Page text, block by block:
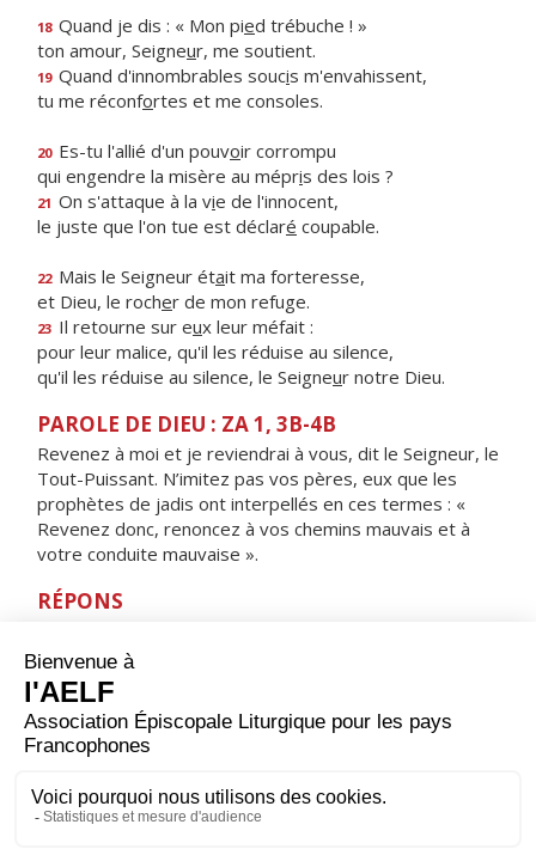
18 Quand je dis : « Mon pied trébuche ! »
ton amour, Seigneur, me soutient.
19 Quand d'innombrables soucis m'envahissent,
tu me réconfortes et me consoles.
20 Es-tu l'allié d'un pouvoir corrompu
qui engendre la misère au mépris des lois ?
21 On s'attaque à la vie de l'innocent,
le juste que l'on tue est déclaré coupable.
22 Mais le Seigneur était ma forteresse,
et Dieu, le rocher de mon refuge.
23 Il retourne sur eux leur méfait :
pour leur malice, qu'il les réduise au silence,
qu'il les réduise au silence, le Seigneur notre Dieu.
PAROLE DE DIEU : ZA 1, 3B-4B
Revenez à moi et je reviendrai à vous, dit le Seigneur, le
Tout-Puissant. N’imitez pas vos pères, eux que les
prophètes de jadis ont interpellés en ces termes : «
Revenez donc, renoncez à vos chemins mauvais et à
votre conduite mauvaise ».
RÉPONS
enlève tous mes péchés.
ORAISON
Accorde-nous, Seigneur, de savoir commencer
saintement, par une journée de jeûne, notre
nous rendent plus forts pour lutter contre l’esprit du